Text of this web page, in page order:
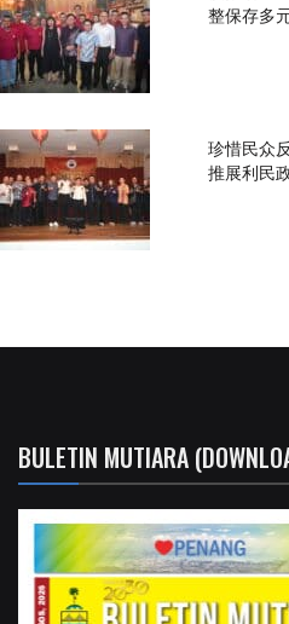
整保存多
珍惜民众
推展利民
BULETIN MUTIARA